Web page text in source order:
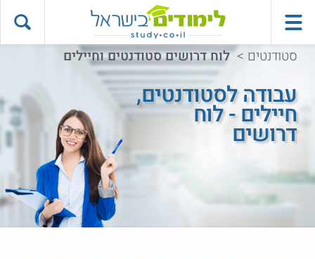
סטודנטים >לוח דרושים סטודנטים וחיילים
עבודה לסטודנטים,
חיילים - לוח
דרושים